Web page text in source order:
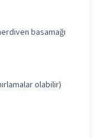
basamağı
olabilir)